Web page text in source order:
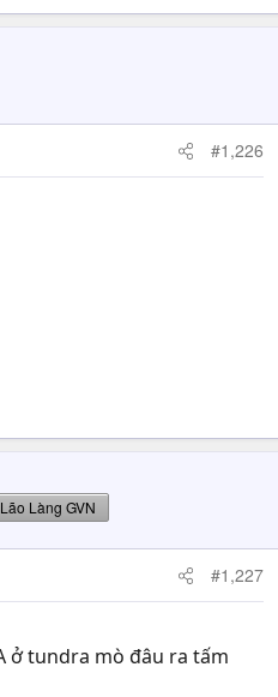
#1,226
Lão Làng GVN
#1,227
ở tundra mò đâu ra tấm